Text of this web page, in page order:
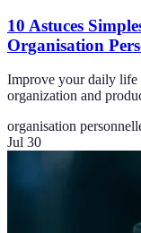
10 Astuces
Organisation
Improve your daily life
organization and
organisation
Jul 30